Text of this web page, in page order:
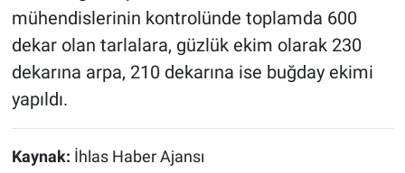
mühendislerinin kontrolünde toplamda 600
dekar olan tarlalara, güzlük ekim olarak 230
dekarına arpa, 210 dekarına ise buğday ekimi
yapıldı.
Kaynak: İhlas Haber Ajansı